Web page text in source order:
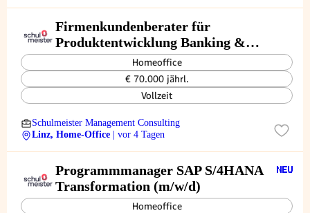
Firmenkundenberater für
Produktentwicklung Banking &
Finanzierung (m/w/d)
Homeoffice
€ 70.000 jährl.
Vollzeit
Schulmeister Management Consulting
Linz, Home-Office
| vor 4 Tagen
Programmmanager SAP S/4HANA
Transformation (m/w/d)
Homeoffice